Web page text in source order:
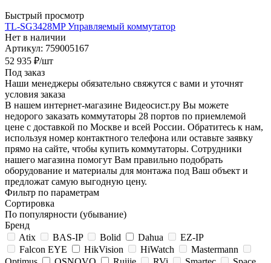
Быстрый просмотр
TL-SG3428MP Управляемый коммутатор
Нет в наличии
Артикул: 759005167
52 935 ₽/шт
Под заказ
Наши менеджеры обязательно свяжутся с вами и уточнят
условия заказа
В нашем интернет-магазине Видеосист.ру Вы можете
недорого заказать коммутаторы 28 портов по приемлемой
цене с доставкой по Москве и всей России. Обратитесь к нам,
используя номер контактного телефона или оставьте заявку
прямо на сайте, чтобы купить коммутаторы. Сотрудники
нашего магазина помогут Вам правильно подобрать
оборудование и материалы для монтажа под Ваш объект и
предложат самую выгодную цену.
Фильтр по параметрам
Сортировка
По популярности (убывание)
Бренд
Atix
BAS-IP Bolid Dahua
EZ-IP
Falcon EYE
HikVision HiWatch
Mastermann